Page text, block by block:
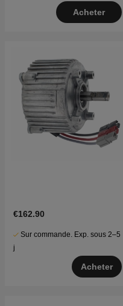
Acheter
€162.90
Sur commande. Exp. sous 2–5
j
Acheter